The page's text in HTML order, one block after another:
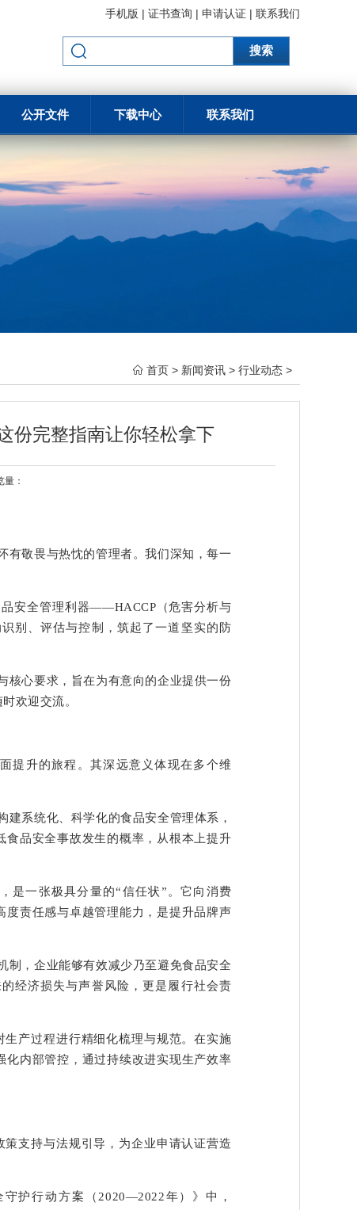
手机版 | 证书查询 | 申请认证 | 联系我们
搜索
公开文件 下载中心 联系我们
 首页 > 新闻资讯 > 行业动态 >
份完整指南让你轻松拿下
：
有敬畏与热忱的管理者。我们深知，每一
安全管理利器——HACCP（危害分析与
别、评估与控制，筑起了一道坚实的防
核心要求，旨在为有意向的企业提供一份
欢迎交流。
提升的旅程。其深远意义体现在多个维
系统化、科学化的食品安全管理体系，
品安全事故发生的概率，从根本上提升
是一张极具分量的“信任状”。它向消费
责任感与卓越管理能力，是提升品牌声
制，企业能够有效减少乃至避免食品安全
经济损失与声誉风险，更是履行社会责
产过程进行精细化梳理与规范。在实施
内部管控，通过持续改进实现生产效率
支持与法规引导，为企业申请认证营造
护行动方案（2020—2022年）》中，